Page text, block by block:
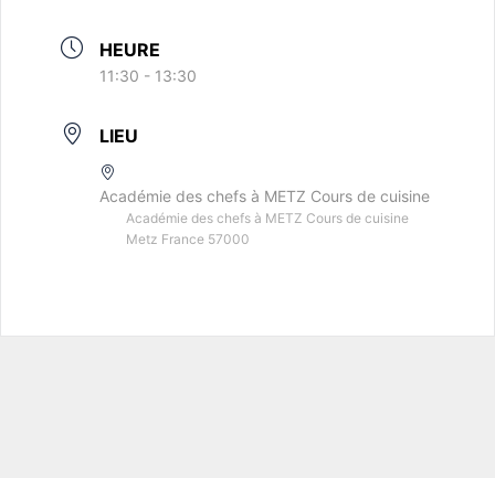
HEURE
11:30 - 13:30
LIEU
Académie des chefs à METZ Cours de cuisine
Académie des chefs à METZ Cours de cuisine
Metz France 57000